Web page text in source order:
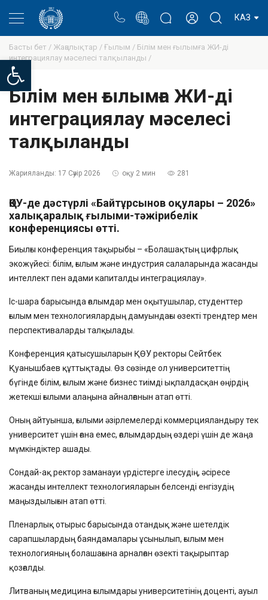
Open toolbar
КАЗ
Басты бет / Жаңалықтар / Ғылым / Білім мен ғылымға ЖИ-ді
интеграциялау мәселесі талқыланды /
Білім мен ғылымға ЖИ-ді
интеграциялау мәселесі
талқыланды
Жарияланды: 17 Сәуір 2026 оқу 2 мин 281
ҚӨУ-де дәстүрлі «Байтұрсынов оқулары – 2026»
халықаралық ғылыми-тәжірибелік
конференциясы өтті.
Биылғы конференция тақырыбы – «Болашақтың цифрлық
экожүйесі: білім, ғылым және индустрия салаларында жасанды
интеллект пен адами капиталды интеграциялау».
Іс-шара барысында ғалымдар мен оқытушылар, студенттер
ғылым мен технологиялардың дамуындағы өзекті трендтер мен
перспективаларды талқылады.
Конференция қатысушыларын ҚӨУ ректоры Сейтбек
Қуанышбаев құттықтады. Өз сөзінде ол университеттің
бүгінде білім, ғылым және бизнес тиімді ықпалдасқан өңірдің
жетекші ғылыми алаңына айналғанын атап өтті.
Оның айтуынша, ғылыми әзірлемелерді коммерцияландыру тек
университет үшін ғана емес, ғалымдардың өздері үшін де жаңа
мүмкіндіктер ашады.
Сондай-ақ ректор заманауи үрдістерге ілесудің, әсіресе
жасанды интеллект технологияларын белсенді енгізудің
маңыздылығын атап өтті.
Пленарлық отырыс барысында отандық және шетелдік
сарапшылардың баяндамалары ұсынылып, ғылым мен
технологияның болашағына арналған өзекті тақырыптар
қозғалды.
Литваның медицина ғылымдары университетінің доценті, ауыл